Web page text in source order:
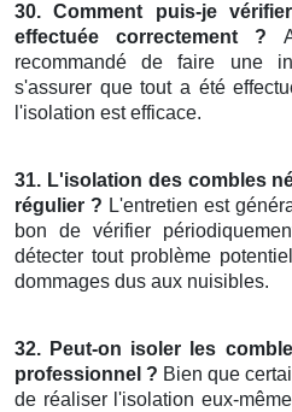
30. Comment puis-je
effectuée correctement ?
recommandé de faire une
s'assurer que tout a été
l'isolation est efficace.
31. L'isolation des combles
régulier ? L'entretien est
bon de vérifier
détecter tout problème
dommages dus aux nuisibles.
32. Peut-on isoler les
professionnel ? Bien que
de réaliser l'isolation eux-